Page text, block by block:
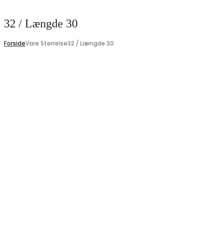
32 / Længde 30
ForsideVare Størrelse32 / Længde 30